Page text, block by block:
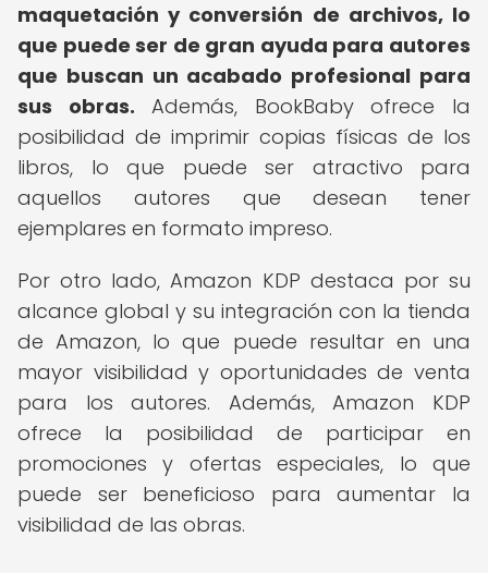
maquetación y conversión de archivos, lo
que puede ser de gran ayuda para autores
que buscan un acabado profesional para
sus obras. Además, BookBaby ofrece la
posibilidad de imprimir copias físicas de los
libros, lo que puede ser atractivo para
aquellos autores que desean tener
ejemplares en formato impreso.
Por otro lado, Amazon KDP destaca por su
alcance global y su integración con la tienda
de Amazon, lo que puede resultar en una
mayor visibilidad y oportunidades de venta
para los autores. Además, Amazon KDP
ofrece la posibilidad de participar en
promociones y ofertas especiales, lo que
puede ser beneficioso para aumentar la
visibilidad de las obras.